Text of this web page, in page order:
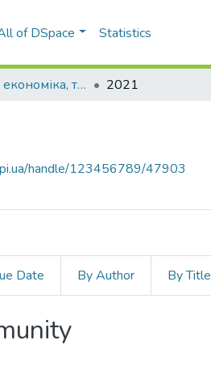
of DSpace Statistics
Енергетика: економіка, технології, екологія 2021
handle/123456789/47903
Date By Author By Title